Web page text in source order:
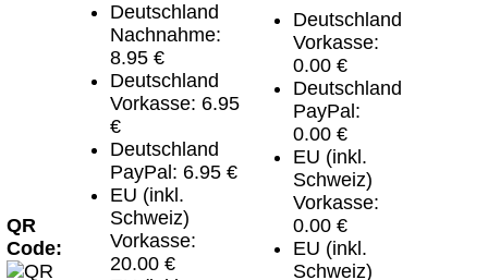
QR
Code:
Deutschland
Nachnahme:
8.95 €
Deutschland
Vorkasse: 6.95
€
Deutschland
PayPal: 6.95 €
EU (inkl.
Schweiz)
Vorkasse:
20.00 €
Deutschland
Vorkasse:
0.00 €
Deutschland
PayPal:
0.00 €
EU (inkl.
Schweiz)
Vorkasse:
0.00 €
EU (inkl.
Schweiz)